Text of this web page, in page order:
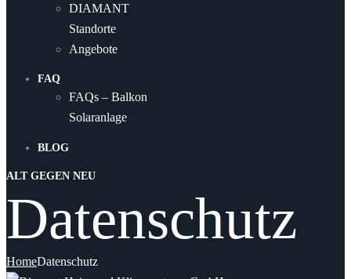
DIAMANT
Standorte
Angebote
FAQ
FAQs – Balkon
Solaranlage
BLOG
ALT GEGEN NEU
Datenschutz
HomeDatenschutz